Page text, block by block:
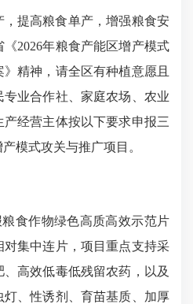
，提高粮食单产，增强粮食安
2026年粮食产能区增产模式
精神，请全区有种植意愿且
业合作社、家庭农场、农业
经营主体按以下要求申报三
模式攻关与推广项目。
食作物绿色高质高效示范片
集中连片，项目重点支持采
高效低毒低残留农药，以及
、性诱剂、育苗基质、加厚